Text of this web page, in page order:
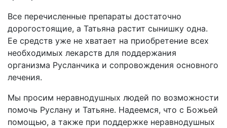
Все перечисленные препараты достаточно
дорогостоящие, а Татьяна растит сынишку одна.
Ее средств уже не хватает на приобретение всех
необходимых лекарств для поддержания
организма Русланчика и сопровождения основного
лечения.
Мы просим неравнодушных людей по возможности
помочь Руслану и Татьяне. Надеемся, что с Божьей
помощью, а также при поддержке неравнодушных